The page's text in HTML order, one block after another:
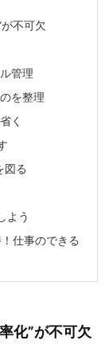
不可欠
管理
を整理
く
図る
よう
仕事のできる
化”が不可欠